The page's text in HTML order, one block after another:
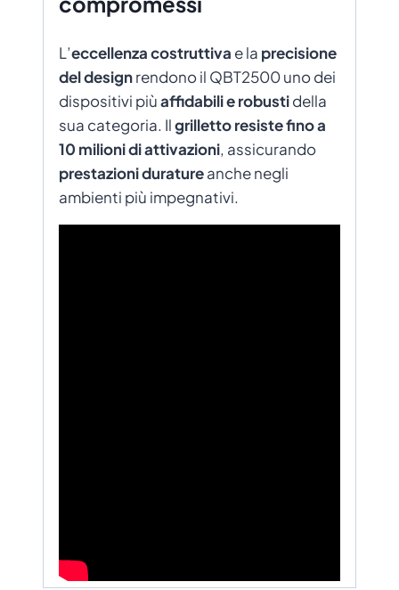
L’eccellenza costruttiva e la precisione
del designrendono il QBT2500 uno dei
dispositivi piùaffidabili e robustidella
sua categoria. Ilgrilletto resiste fino a
10 milioni di attivazioni, assicurando
prestazioni duratureanche negli
ambienti più impegnativi.